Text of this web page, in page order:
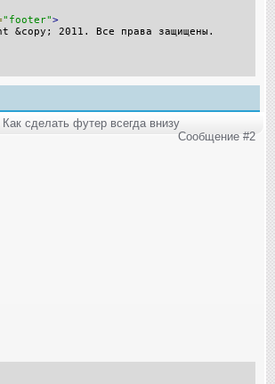
"footer">
2011. Все права защищены.
сделать футер всегда внизу
Сообщение #2